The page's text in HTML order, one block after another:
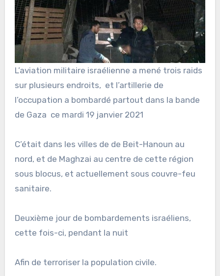
L’aviation militaire israélienne a mené trois raids
sur plusieurs endroits, et l’artillerie de
l’occupation a bombardé partout dans la bande
de Gaza ce mardi 19 janvier 2021
C’était dans les villes de de Beit-Hanoun au
nord, et de Maghzai au centre de cette région
sous blocus, et actuellement sous couvre-feu
sanitaire.
Deuxième jour de bombardements israéliens,
cette fois-ci, pendant la nuit
Afin de terroriser la population civile.